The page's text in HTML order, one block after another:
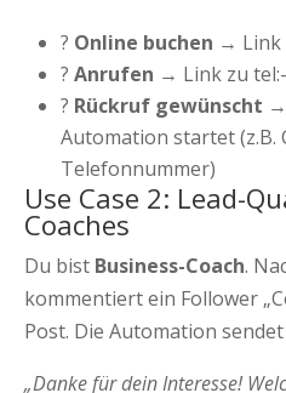
?️ Online buchen → Link
? Anrufen → Link zu
? Rückruf gewünscht
Automation startet (z.B.
Telefonnummer)
Use Case 2: Lead-
Coaches
Du bist Business-Coach.
kommentiert ein Follower
Post. Die Automation
„Danke für dein Interesse!